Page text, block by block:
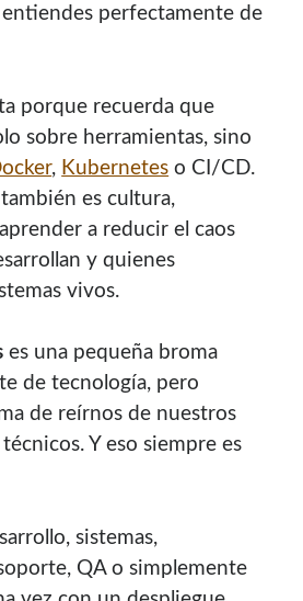
sitio viejo
de mi antiguo sitio?
entiendes perfectamente de
porque recuerda que
sobre herramientas, sino
, Kubernetes o CI/CD.
es cultura,
a reducir el caos
y quienes
vivos.
es una pequeña broma
de tecnología, pero
de reírnos de nuestros
Y eso siempre es
sistemas,
QA o simplemente